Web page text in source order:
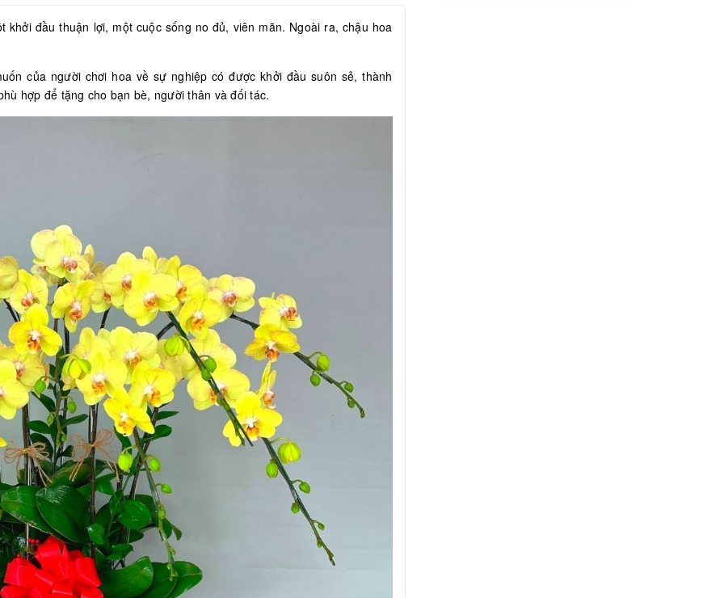
khởi đầu thuận lợi, một cuộc sống no đủ, viên mãn. Ngoài ra, chậu hoa
của người chơi hoa về sự nghiệp có được khởi đầu suôn sẻ, thành
hợp để tặng cho bạn bè, người thân và đối tác.